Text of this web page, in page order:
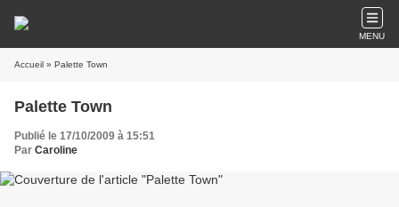
MENU
Accueil » Palette Town
Palette Town
Publié le 17/10/2009 à 15:51
Par Caroline